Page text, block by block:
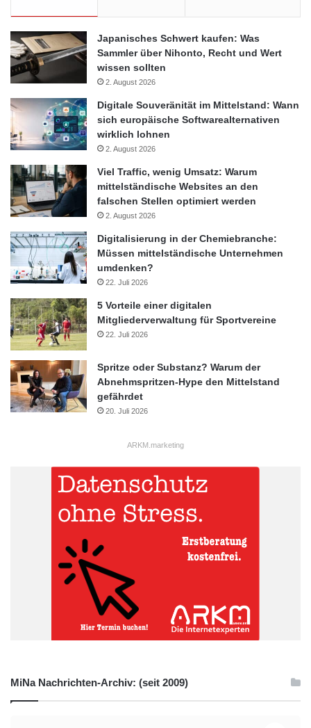
Japanisches Schwert kaufen: Was
Sammler über Nihonto, Recht und Wert
wissen sollten
2. August 2026
Digitale Souveränität im Mittelstand: Wann
sich europäische Softwarealternativen
wirklich lohnen
2. August 2026
Viel Traffic, wenig Umsatz: Warum
mittelständische Websites an den
falschen Stellen optimiert werden
2. August 2026
Digitalisierung in der Chemiebranche:
Müssen mittelständische Unternehmen
umdenken?
22. Juli 2026
5 Vorteile einer digitalen
Mitgliederverwaltung für Sportvereine
22. Juli 2026
Spritze oder Substanz? Warum der
Abnehmspritzen-Hype den Mittelstand
gefährdet
20. Juli 2026
ARKM.marketing
MiNa Nachrichten-Archiv: (seit 2009)